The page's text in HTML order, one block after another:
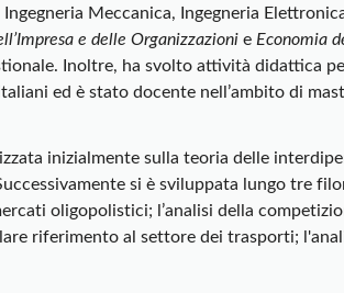
Ingegneria Meccanica, Ingegneria
e delle Organizzazionie Economia
Inoltre, ha svolto attività didattica
ed è stato docente nell’ambito di
inizialmente sulla teoria delle
si è sviluppata lungo tre
oligopolistici; l’analisi della
riferimento al settore dei trasporti;